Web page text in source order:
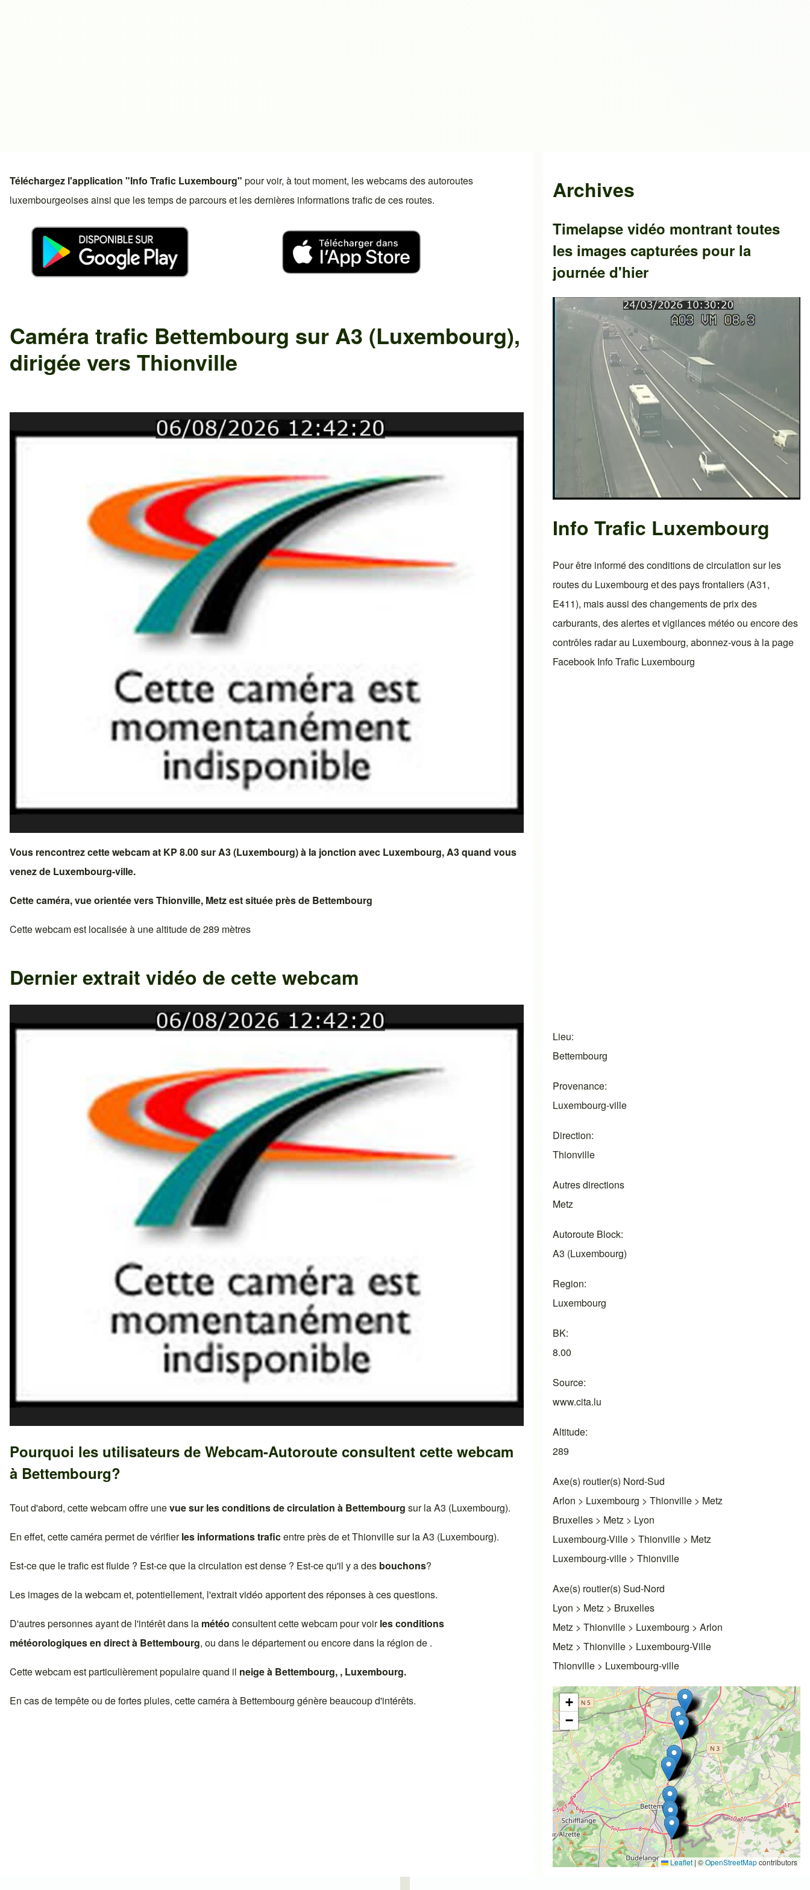
Téléchargez l'application "Info Trafic Luxembourg" pour voir, à tout moment, les webcams des autoroutes
luxembourgeoises ainsi que les temps de parcours et les dernières informations trafic de ces routes.
Caméra trafic Bettembourg sur A3 (Luxembourg),
dirigée vers Thionville
Vous rencontrez cette webcam at KP 8.00 surA3 (Luxembourg)à la jonction avec Luxembourg, A3quand vous
venez de Luxembourg-ville.
Cette caméra, vue orientée versThionville, Metzest située près de Bettembourg
Cette webcam est localisée à une altitude de 289 mètres
Dernier extrait vidéo de cette webcam
Pourquoi les utilisateurs de Webcam-Autoroute consultent cette webcam
à Bettembourg?
Tout d'abord, cette webcam offre unevue sur les conditions de circulation à Bettembourg sur laA3 (Luxembourg).
En effet, cette caméra permet de vérifierles informations traficentre près de etThionvillesur laA3 (Luxembourg).
Est-ce que le trafic est fluide ? Est-ce que la circulation est dense ? Est-ce qu'il y a des bouchons?
Les images de la webcam et, potentiellement, l'extrait vidéo apportent des réponses à ces questions.
D'autres personnes ayant de l'intérêt dans la météo consultent cette webcam pour voirles conditions
météorologiques en direct à Bettembourg, ou dans le département ou encore dans la région de .
Cette webcam est particulièrement populaire quand il neige à Bettembourg, , Luxembourg.
En cas de tempête ou de fortes pluies, cette caméra à Bettembourg génère beaucoup d'intérêts.
Archives
Timelapse vidéo montrant toutes
les images capturées pour la
journée d'hier
Info Trafic Luxembourg
Pour être informé des conditions de circulation sur les
routes du Luxembourg et des pays frontaliers (A31,
E411), mais aussi des changements de prix des
carburants, des alertes et vigilances météo ou encore des
contrôles radar au Luxembourg, abonnez-vous à la page
Facebook Info Trafic Luxembourg
Lieu
Bettembourg
Provenance
Luxembourg-ville
Direction
Thionville
Autres directions
Metz
Autoroute Block
A3 (Luxembourg)
Region
Luxembourg
BK
8.00
Source
www.cita.lu
Altitude
289
Axe(s) routier(s) Nord-Sud
Arlon > Luxembourg > Thionville > Metz
Bruxelles > Metz > Lyon
Luxembourg-Ville > Thionville > Metz
Luxembourg-ville > Thionville
Axe(s) routier(s) Sud-Nord
Lyon > Metz > Bruxelles
Metz > Thionville > Luxembourg > Arlon
Metz > Thionville > Luxembourg-Ville
Thionville > Luxembourg-ville
+
−
Leaflet | ©OpenStreetMapcontributors